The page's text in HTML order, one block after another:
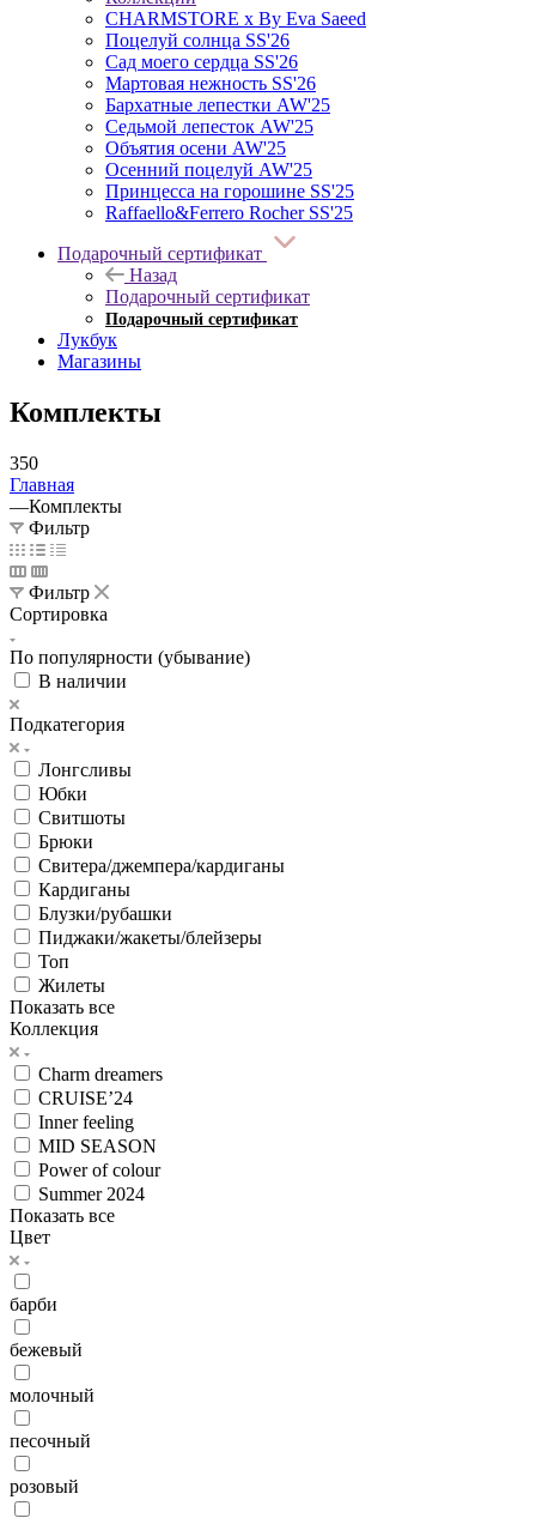
CHARMSTORE х By Eva Saeed
Поцелуй солнца SS'26
Сад моего сердца SS'26
Мартовая нежность SS'26
Бархатные лепестки AW'25
Седьмой лепесток AW'25
Объятия осени AW'25
Осенний поцелуй AW'25
Принцесса на горошине SS'25
Raffaello&Ferrero Rocher SS'25
Подарочный сертификат
Назад
Подарочный сертификат
Подарочный сертификат
Лукбук
Магазины
Комплекты
350
Главная
—Комплекты
Фильтр
Фильтр
Сортировка
По популярности (убывание)
В наличии
Подкатегория
Лонгсливы
Юбки
Свитшоты
Брюки
Свитера/джемпера/кардиганы
Кардиганы
Блузки/рубашки
Пиджаки/жакеты/блейзеры
Топ
Жилеты
Показать все
Коллекция
Charm dreamers
CRUISE’24
Inner feeling
MID SEASON
Power of colour
Summer 2024
Показать все
Цвет
барби
бежевый
молочный
песочный
розовый